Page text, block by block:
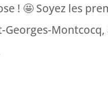
! 🤩 Soyez les
Montcocq,